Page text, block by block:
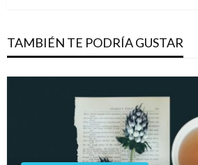
TAMBIÉN TE PODRÍA GUSTAR